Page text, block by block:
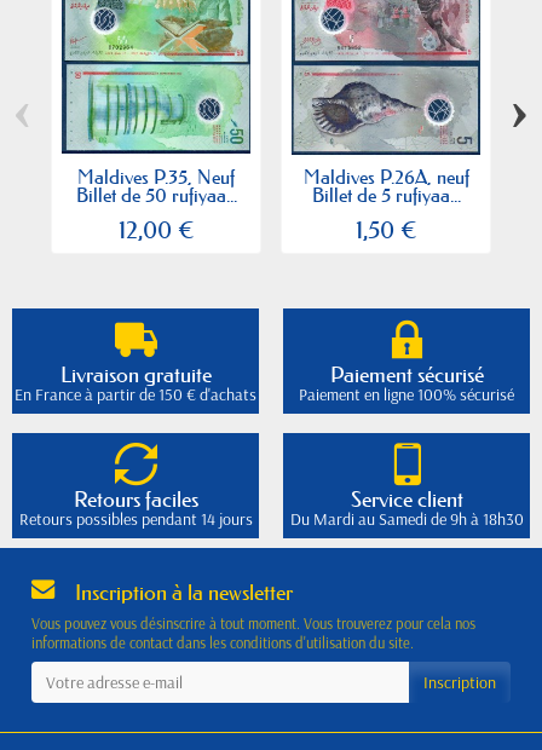
Maldives P.35, Neuf
Billet de 50 rufiyaa...
12,00 €
Maldives P.26A, neuf
Billet de 5 rufiyaa...
1,50 €
‹ ›
Livraison gratuite
En France à partir de 150 € d'achats
Paiement sécurisé
Paiement en ligne 100% sécurisé
Retours faciles
Retours possibles pendant 14 jours
Service client
Du Mardi au Samedi de 9h à 18h30
Inscription à la newsletter
Vous pouvez vous désinscrire à tout moment. Vous trouverez pour cela nos
informations de contact dans les conditions d'utilisation du site.